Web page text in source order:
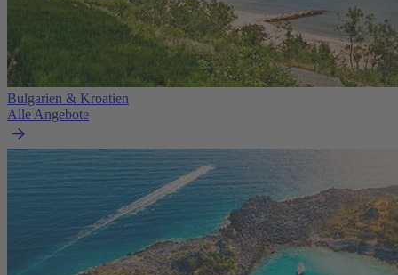
Bulgarien & Kroatien
Alle Angebote